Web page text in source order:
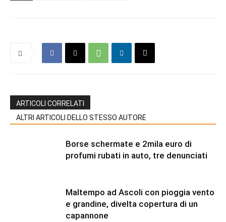
ARTICOLI CORRELATI
ALTRI ARTICOLI DELLO STESSO AUTORE
Borse schermate e 2mila euro di
profumi rubati in auto, tre denunciati
Maltempo ad Ascoli con pioggia vento
e grandine, divelta copertura di un
capannone